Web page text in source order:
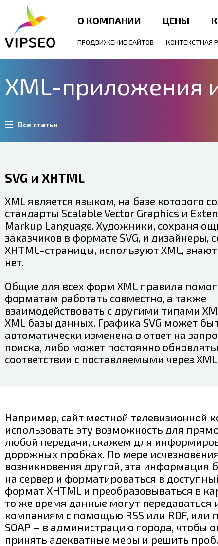
О КОМПАНИИ ЦЕНЫ
ПРОДВИЖЕНИЕ САЙТОВ КОНТЕКСТНАЯ
XML-приложения
Все статьи
SVG и XHTML
XML является языком, на базе которого
стандарты Scalable Vector Graphics и
Markup Language. Художники,
заказчиков в формате SVG, и дизайнеры,
XHTML-страницы, используют XML,
нет.
Общие для всех форм XML правила
форматам работать совместно, а также
взаимодействовать с другими типами
XML базы данных. Графика SVG может
автоматически изменена в ответ на
поиска, либо может постоянно
соответствии с поставляемыми через
Например, сайт местной телевизионной
использовать эту возможность для
любой передачи, скажем для
дорожных пробках. По мере
возникновения другой, эта информация
на сервер и форматироваться в
формат XHTML и преобразовываться в
то же время данные могут передаваться
компаниям с помощью RSS или RDF, или
SOAP – в администрацию города, чтобы
принять адекватные меры и решить